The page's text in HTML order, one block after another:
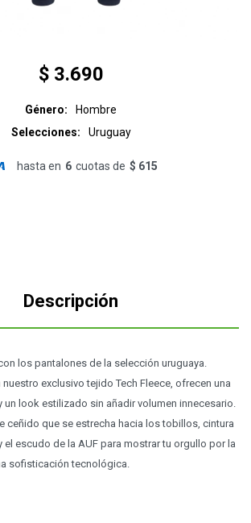
$ 3.690
Género
Hombre
Selecciones
Uruguay
hasta en 6 cuotas de $ 615
Descripción
los pantalones de la selección uruguaya.
exclusivo tejido Tech Fleece, ofrecen una
un look estilizado sin añadir volumen innecesario.
ceñido que se estrecha hacia los tobillos, cintura
escudo de la AUF para mostrar tu orgullo por la
sofisticación tecnológica.